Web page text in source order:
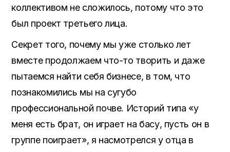
коллективом не сложилось, потому что это
был проект третьего лица.
Секрет того, почему мы уже столько лет
вместе продолжаем что-то творить и даже
пытаемся найти себя бизнесе, в том, что
познакомились мы на сугубо
профессиональной почве. Историй типа «у
меня есть брат, он играет на басу, пусть он в
группе поиграет», я насмотрелся у отца в